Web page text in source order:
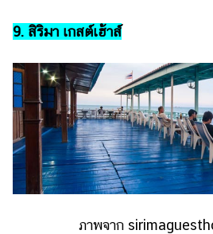
9. สิริมา เกสต์เฮ้าส์
ภาพจาก